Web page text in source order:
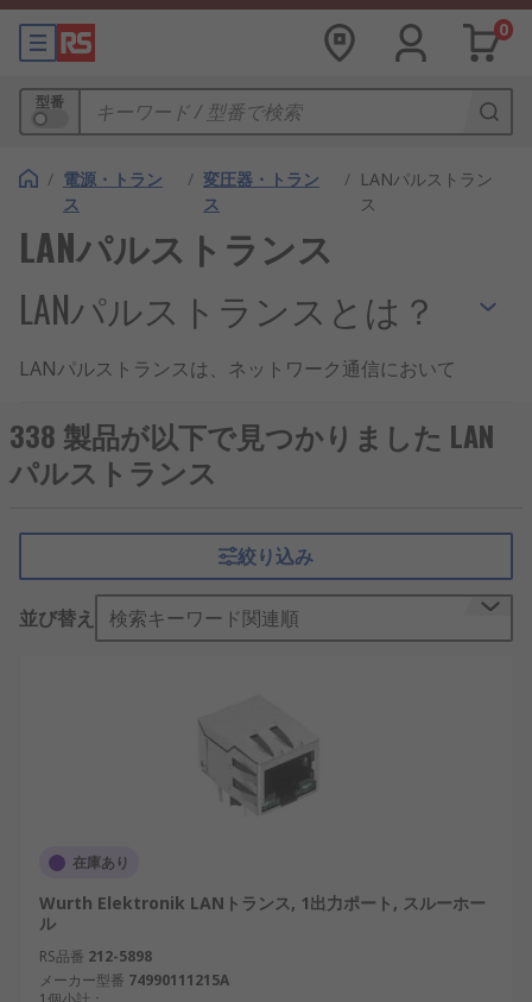
0
型番
/ 電源・トラン
ス
/ 変圧器・トラン
ス
/ LANパルストラン
ス
LANパルストランス
LANパルストランスとは？
LANパルストランスは、ネットワーク通信において
ーサネット回線に使用され、データの安定した伝送
をサポートします。日本の産業用IoTやスマートシ
ティの発展とともに、高性能なLANパルストランス
LANパルストランスの仕組み
LANパルストランスは、電磁誘導の原理を利用して
つ伝送されます。このプロセスにより、LANパルス
トランスの波形はノイズや外部干渉の影響を受けに
くくなり、安定した通信を実現できます。
さらに、高周波成分を最適化することで、データ伝
送時の損失を抑え、長距離でもクリアな信号伝送を
可能にします。特に、日本の半導体産業やAIシステ
ム向けに、高速データ通信をサポートする高性能
LANパルストランスが採用されています。
338 製品が以下で見つかりました LAN
パルストランス
絞り込み
並び替え 検索キーワード関連順
在庫あり
Wurth Elektronik LANトランス, 1出力ポート, スルーホー
ル
RS品番 212-5898
メーカー型番 74990111215A